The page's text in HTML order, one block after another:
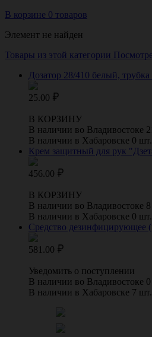
В корзине 0 товаров
Элемент не найден
Товары из этой категории
Дозатор 28/410 белый,
25.00
В КОРЗИНУ
В наличии во Владивостоке
В наличии в Хабаровске 0 шт.
Крем защитный для рук
456.00
В КОРЗИНУ
В наличии во Владивостоке
В наличии в Хабаровске 0 шт.
Средство дезинфицирующее
581.00
Уведомить о поступлении
В наличии во Владивостоке
В наличии в Хабаровске 7 шт.